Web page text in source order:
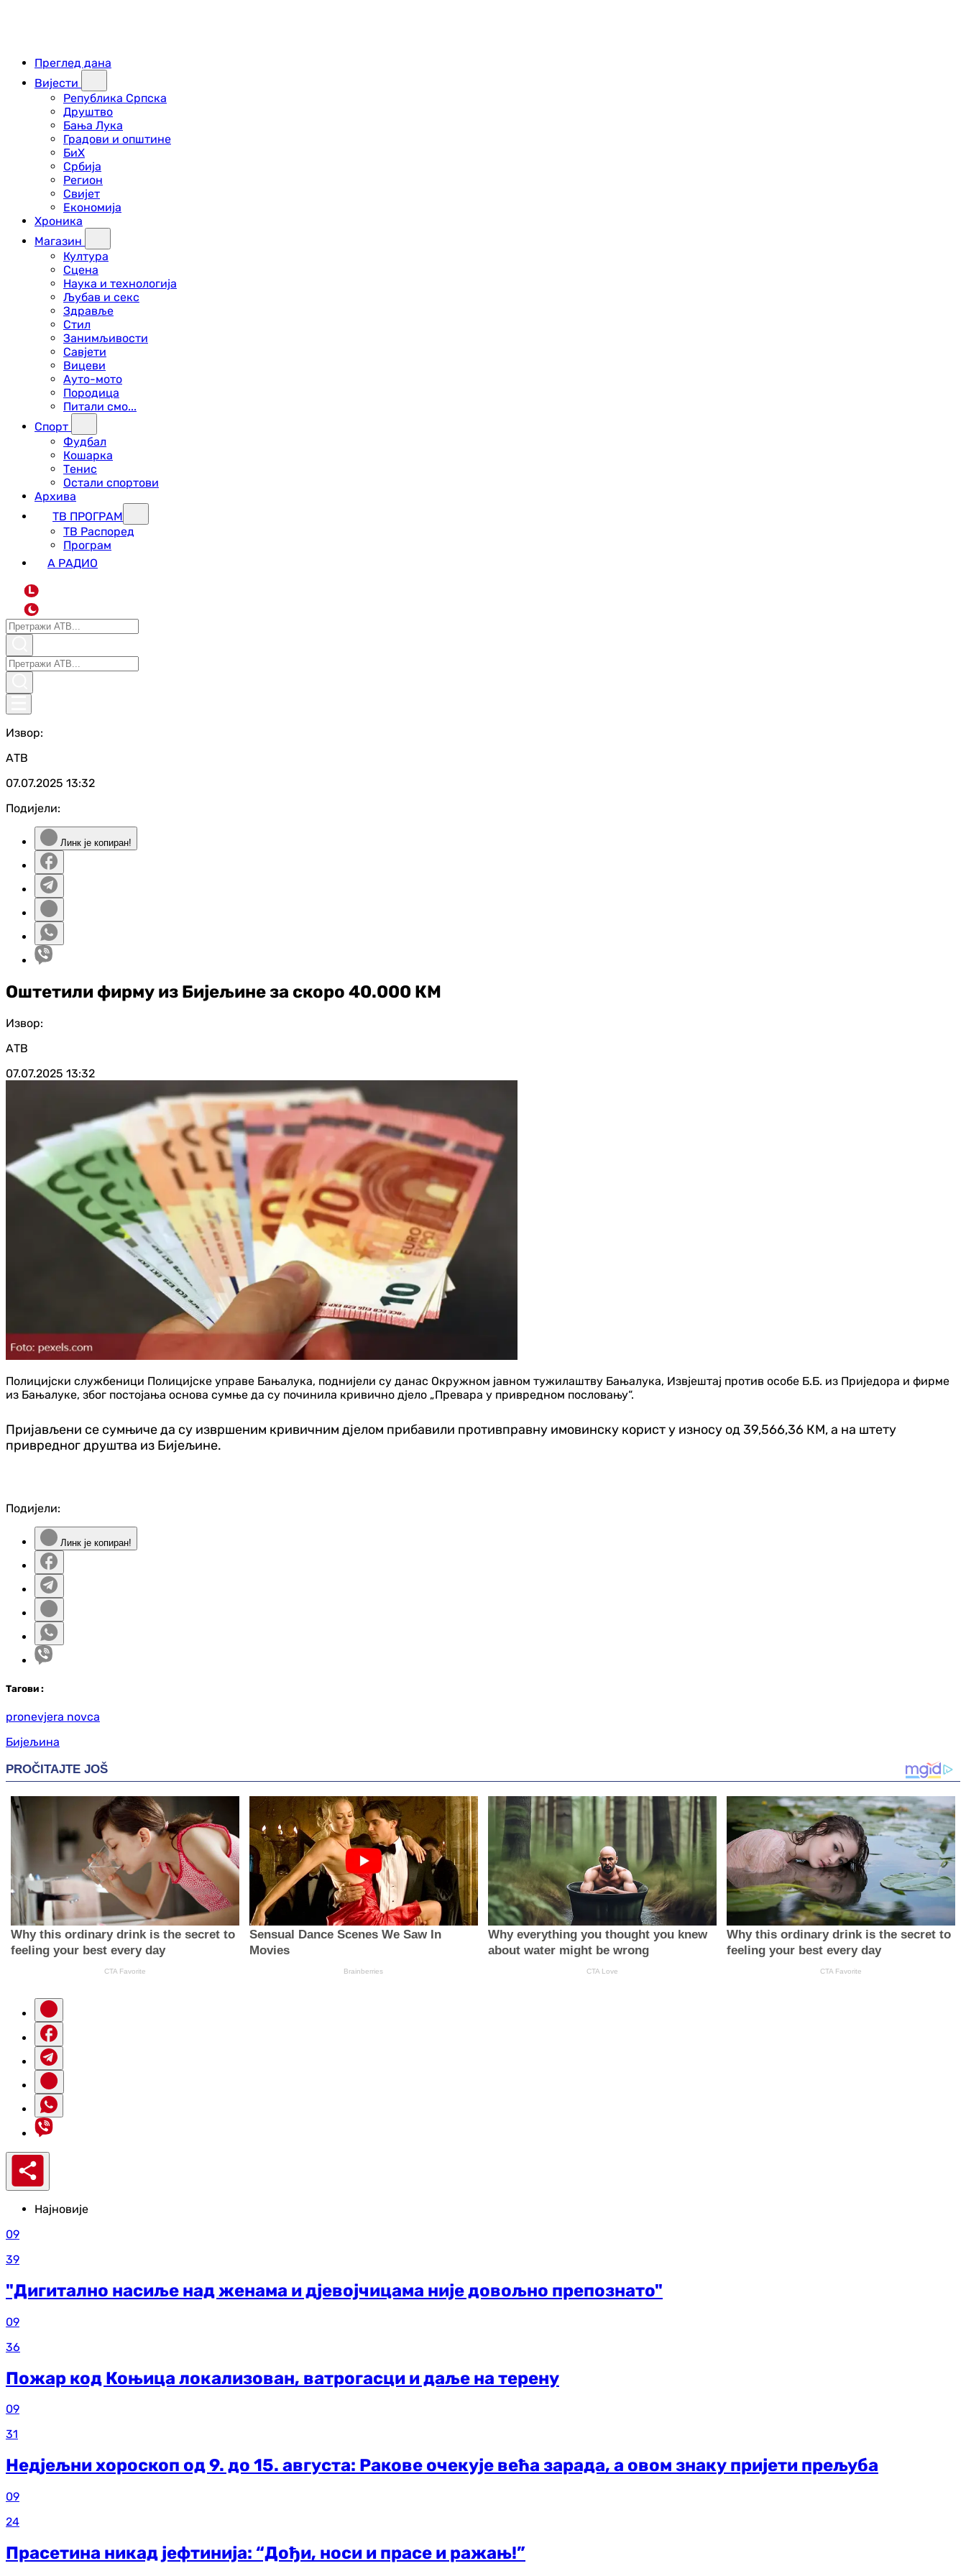
Преглед дана
Вијести
Република Српска
Друштво
Бања Лука
Градови и општине
БиХ
Србија
Регион
Свијет
Економија
Хроника
Магазин
Култура
Сцена
Наука и технологија
Љубав и секс
Здравље
Стил
Занимљивости
Савјети
Вицеви
Ауто-мото
Породица
Питали смо...
Спорт
Фудбал
Кошарка
Тенис
Остали спортови
Архива
ТВ ПРОГРАМ
ТВ Распоред
Програм
А РАДИО
L
Извор:
АТВ
07.07.2025 13:32
Подијели:
Линк је копиран!
Оштетили фирму из Бијељине за скоро 40.000 КМ
Извор:
АТВ
07.07.2025 13:32
Полицијски службеници Полицијске управе Бањалука, поднијели су данас Окружном јавном тужилаштву Бањалука, Извјештај против особе Б.Б. из Приједора и фирме
из Бањалуке, због постојања основа сумње да су починила кривично дјело „Превара у привредном пословању“.
Пријављени се сумњиче да су извршеним кривичним дјелом прибавили противправну имовинску корист у износу од 39,566,36 КМ, а на штету
привредног друштва из Бијељине.
Подијели:
Линк је копиран!
Тагови :
pronevjera novca
Бијељина
Најновије
09
39
"Дигитално насиље над женама и дјевојчицама није довољно препознато"
09
36
Пожар код Коњица локализован, ватрогасци и даље на терену
09
31
Недјељни хороскоп од 9. до 15. августа: Ракове очекује већа зарада, а овом знаку пријети прељуба
09
24
Прасетина никад јефтинија: “Дођи, носи и прасе и ражањ!”